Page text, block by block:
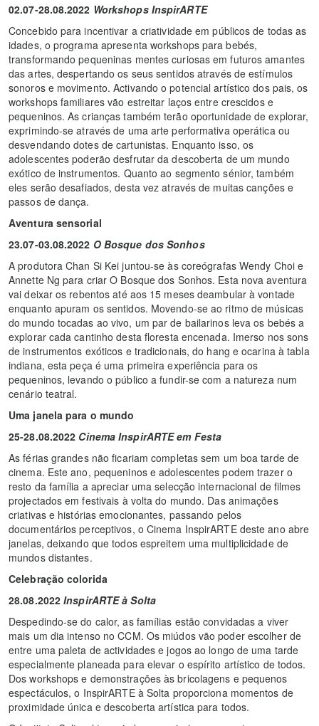
02.07-28.08.2022 Workshops InspirARTE
Concebido para incentivar a criatividade em públicos de todas as
idades, o programa apresenta workshops para bebés,
transformando pequeninas mentes curiosas em futuros amantes
das artes, despertando os seus sentidos através de estímulos
sonoros e movimento. Activando o potencial artístico dos pais, os
workshops familiares vão estreitar laços entre crescidos e
pequeninos. As crianças também terão oportunidade de explorar,
exprimindo-se através de uma arte performativa operática ou
desvendando dotes de cartunistas. Enquanto isso, os
adolescentes poderão desfrutar da descoberta de um mundo
exótico de instrumentos. Quanto ao segmento sénior, também
eles serão desafiados, desta vez através de muitas canções e
passos de dança.
Aventura sensorial
23.07-03.08.2022 O Bosque dos Sonhos
A produtora Chan Si Kei juntou-se às coreógrafas Wendy Choi e
Annette Ng para criar O Bosque dos Sonhos. Esta nova aventura
vai deixar os rebentos até aos 15 meses deambular à vontade
enquanto apuram os sentidos. Movendo-se ao ritmo de músicas
do mundo tocadas ao vivo, um par de bailarinos leva os bebés a
explorar cada cantinho desta floresta encenada. Imerso nos sons
de instrumentos exóticos e tradicionais, do hang e ocarina à tabla
indiana, esta peça é uma primeira experiência para os
pequeninos, levando o público a fundir-se com a natureza num
cenário teatral.
Uma janela para o mundo
25-28.08.2022 Cinema InspirARTE em Festa
As férias grandes não ficariam completas sem um boa tarde de
cinema. Este ano, pequeninos e adolescentes podem trazer o
resto da família a apreciar uma selecção internacional de filmes
projectados em festivais à volta do mundo. Das animações
criativas e histórias emocionantes, passando pelos
documentários perceptivos, o Cinema InspirARTE deste ano abre
janelas, deixando que todos espreitem uma multiplicidade de
mundos distantes.
Celebração colorida
28.08.2022InspirARTE à Solta
Despedindo-se do calor, as famílias estão convidadas a viver
mais um dia intenso no CCM. Os miúdos vão poder escolher de
entre uma paleta de actividades e jogos ao longo de uma tarde
especialmente planeada para elevar o espírito artístico de todos.
Dos workshops e demonstrações às bricolagens e pequenos
espectáculos, o InspirARTE à Solta proporciona momentos de
proximidade única e descoberta artística para todos.